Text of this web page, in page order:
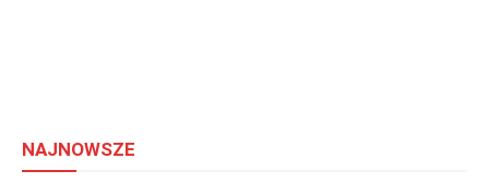
NAJNOWSZE